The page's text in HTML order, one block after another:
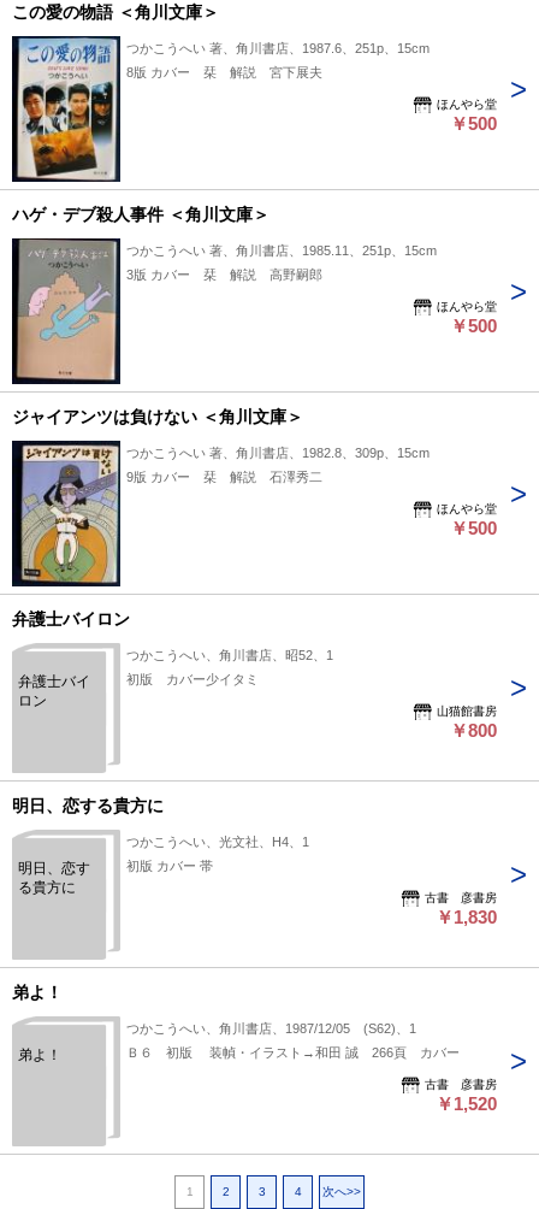
この愛の物語 ＜角川文庫＞
つかこうへい 著、角川書店、1987.6、251p、15cm
8版 カバー 栞 解説 宮下展夫
ほんやら堂
￥500
ハゲ・デブ殺人事件 ＜角川文庫＞
つかこうへい 著、角川書店、1985.11、251p、15cm
3版 カバー 栞 解説 高野嗣郎
ほんやら堂
￥500
ジャイアンツは負けない ＜角川文庫＞
つかこうへい 著、角川書店、1982.8、309p、15cm
9版 カバー 栞 解説 石澤秀二
ほんやら堂
￥500
弁護士バイロン
弁護士バイ
ロン
つかこうへい、角川書店、昭52、1
初版 カバー少イタミ
山猫館書房
￥800
明日、恋する貴方に
明日、恋す
る貴方に
つかこうへい、光文社、H4、1
初版 カバー 帯
古書 彦書房
￥1,830
弟よ！
弟よ！
つかこうへい、角川書店、1987/12/05 (S62)、1
Ｂ６ 初版 装幀・イラスト→和田 誠 266頁 カバー
古書 彦書房
￥1,520
1 2 3 4 次へ>>